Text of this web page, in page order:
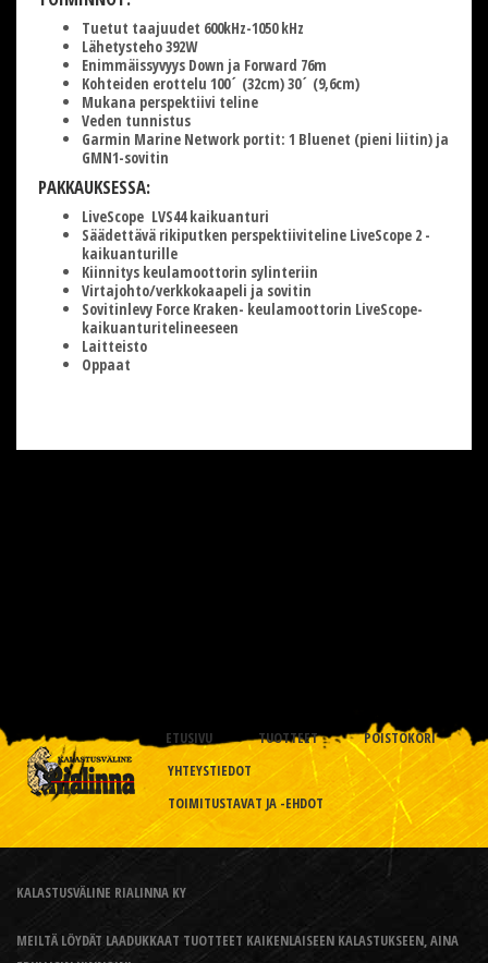
Tuetut taajuudet 600kHz-1050 kHz
Lähetysteho 392W
Enimmäissyvyys Down ja Forward 76m
Kohteiden erottelu 100´ (32cm) 30´ (9,6cm)
Mukana perspektiivi teline
Veden tunnistus
Garmin Marine Network portit: 1 Bluenet (pieni liitin) ja
GMN1-sovitin
PAKKAUKSESSA:
LiveScope LVS44 kaikuanturi
Säädettävä rikiputken perspektiiviteline LiveScope 2 -
kaikuanturille
Kiinnitys keulamoottorin sylinteriin
Virtajohto/verkkokaapeli ja sovitin
Sovitinlevy Force Kraken- keulamoottorin LiveScope-
kaikuanturitelineeseen
Laitteisto
Oppaat
ETUSIVU TUOTTEET
POISTOKORI
YHTEYSTIEDOT
TOIMITUSTAVAT JA -EHDOT
KALASTUSVÄLINE RIALINNA KY
MEILTÄ LÖYDÄT LAADUKKAAT TUOTTEET KAIKENLAISEEN KALASTUKSEEN, AINA